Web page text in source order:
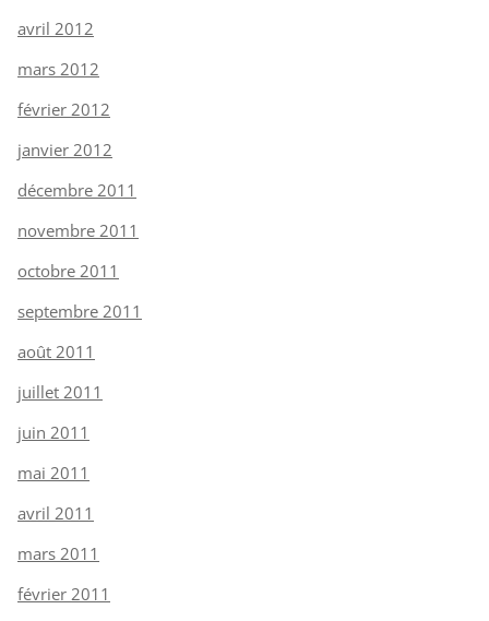
avril 2012
mars 2012
février 2012
janvier 2012
décembre 2011
novembre 2011
octobre 2011
septembre 2011
août 2011
juillet 2011
juin 2011
mai 2011
avril 2011
mars 2011
février 2011